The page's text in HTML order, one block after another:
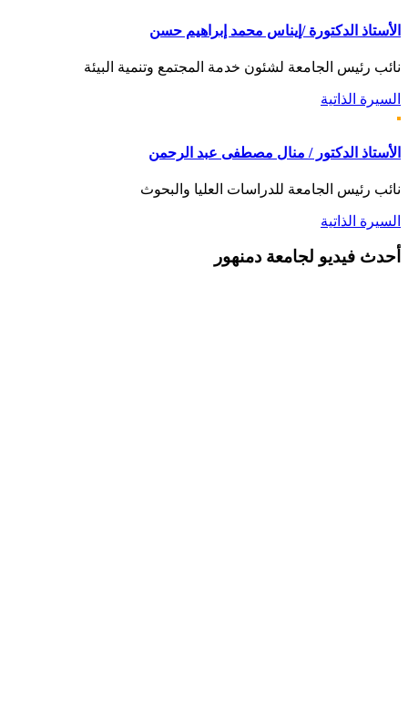
الأستاذ الدكتورة /إيناس محمد إبراهيم حسن
نائب رئيس الجامعة لشئون خدمة المجتمع وتنمية البيئة
السيرة الذاتية
الأستاذ الدكتور / منال مصطفى عبد الرحمن
نائب رئيس الجامعة للدراسات العليا والبحوث
السيرة الذاتية
أحدث فيديو لجامعة دمنهور